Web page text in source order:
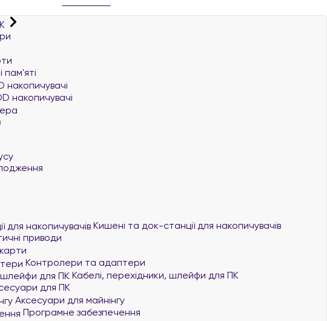
пам'яті
накопичувачі
накопичувачі
Кишені та док-станції для накопичувачів
приводи
Контролери та адаптери
Кабелі, перехідники, шлейфи для ПК
для ПК
Аксесуари для майнінгу
Програмне забезпечення